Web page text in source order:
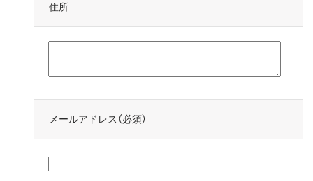
住所
メールアドレス（必須）